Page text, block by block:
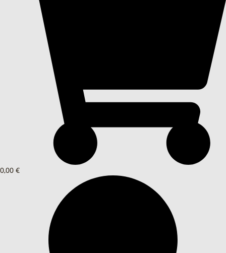
0,00 €